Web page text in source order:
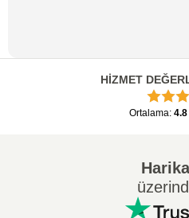
HİZMET
Ortalama: 4.8
Harika